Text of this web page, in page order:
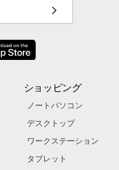
ショッピング
ノートパソコン
デスクトップ
ワークステーション
タブレット